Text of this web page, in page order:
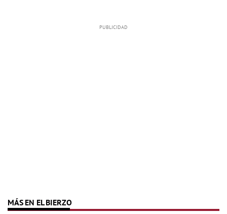
MÁS EN EL BIERZO